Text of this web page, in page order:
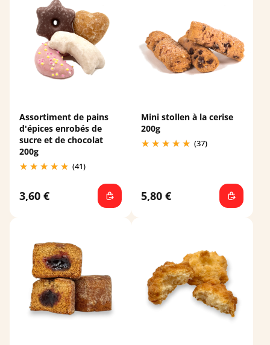
Assortiment de pains
d'épices enrobés de
sucre et de chocolat
200g
(41)
3,60 €
Mini stollen à la cerise
200g
(37)
5,80 €